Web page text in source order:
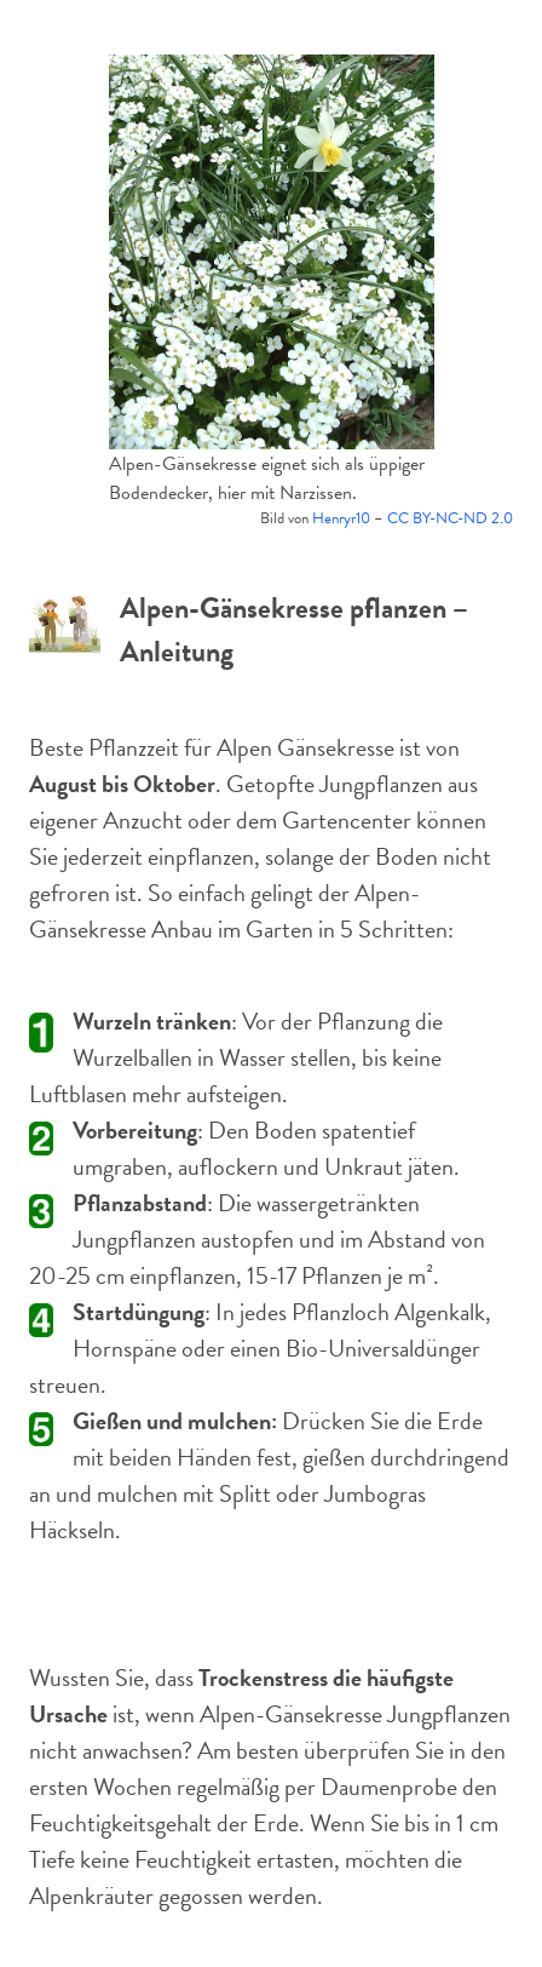
Alpen-Gänsekresse eignet sich als üppiger
Bodendecker, hier mit Narzissen.
Bild von Henryr10 – CC BY-NC-ND 2.0
Alpen-Gänsekresse pflanzen –
Anleitung
Beste Pflanzzeit für Alpen Gänsekresse ist von
August bis Oktober. Getopfte Jungpflanzen aus
eigener Anzucht oder dem Gartencenter können
Sie jederzeit einpflanzen, solange der Boden nicht
gefroren ist. So einfach gelingt der Alpen-
Gänsekresse Anbau im Garten in 5 Schritten:
Wurzeln tränken: Vor der Pflanzung die
Wurzelballen in Wasser stellen, bis keine
Luftblasen mehr aufsteigen.
Vorbereitung: Den Boden spatentief
umgraben, auflockern und Unkraut jäten.
Pflanzabstand: Die wassergetränkten
Jungpflanzen austopfen und im Abstand von
20-25 cm einpflanzen, 15-17 Pflanzen je m².
Startdüngung: In jedes Pflanzloch Algenkalk,
Hornspäne oder einen Bio-Universaldünger
streuen.
Gießen und mulchen: Drücken Sie die Erde
mit beiden Händen fest, gießen durchdringend
an und mulchen mit Splitt oder Jumbogras
Häckseln.
Wussten Sie, dassTrockenstress die häufigste
Ursacheist, wenn Alpen-Gänsekresse Jungpflanzen
nicht anwachsen? Am besten überprüfen Sie in den
ersten Wochen regelmäßig per Daumenprobe den
Feuchtigkeitsgehalt der Erde. Wenn Sie bis in 1 cm
Tiefe keine Feuchtigkeit ertasten, möchten die
Alpenkräuter gegossen werden.